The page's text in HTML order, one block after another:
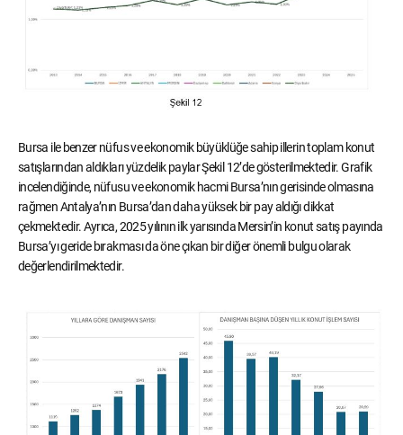
Bursa ile benzer nüfus ve ekonomik büyüklüğe sahip illerin toplam konut
satışlarından aldıkları yüzdelik paylar Şekil 12’de gösterilmektedir. Grafik
incelendiğinde, nüfusu ve ekonomik hacmi Bursa’nın gerisinde olmasına
rağmen Antalya’nın Bursa’dan daha yüksek bir pay aldığı dikkat
çekmektedir. Ayrıca, 2025 yılının ilk yarısında Mersin’in konut satış payında
Bursa’yı geride bırakması da öne çıkan bir diğer önemli bulgu olarak
değerlendirilmektedir.